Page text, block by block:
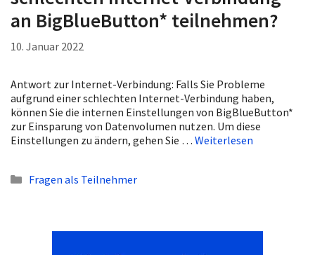
an BigBlueButton* teilnehmen?
10. Januar 2022
Antwort zur Internet-Verbindung: Falls Sie Probleme
aufgrund einer schlechten Internet-Verbindung haben,
können Sie die internen Einstellungen von BigBlueButton*
zur Einsparung von Datenvolumen nutzen. Um diese
Einstellungen zu ändern, gehen Sie … Weiterlesen
Kategorien
Fragen als Teilnehmer